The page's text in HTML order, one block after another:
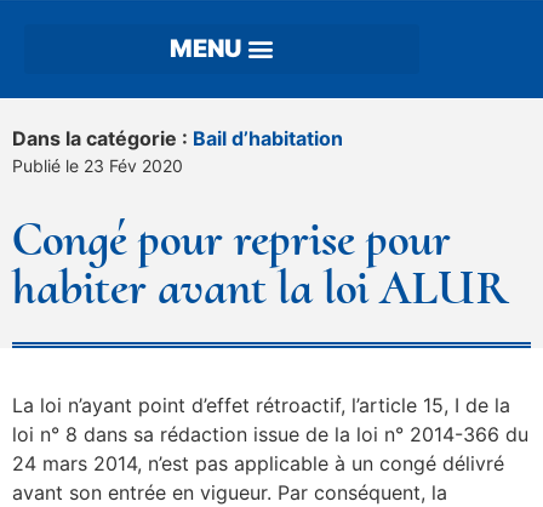
Dans la catégorie : Bail d’habitation
Publié le 23 Fév 2020
Congé pour reprise pour
habiter avant la loi ALUR
La loi n’ayant point d’effet rétroactif, l’article 15, I de la
loi n° 8 dans sa rédaction issue de la loi n° 2014-366 du
24 mars 2014, n’est pas applicable à un congé délivré
avant son entrée en vigueur. Par conséquent, la